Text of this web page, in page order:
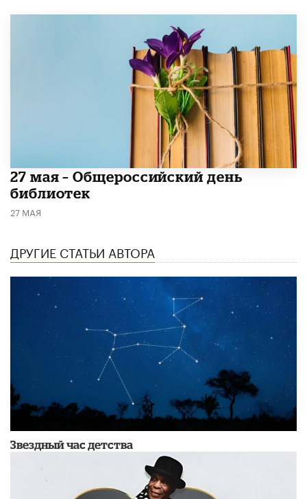
​27 мая – Общероссийский день
библиотек
27 МАЯ
ДРУГИЕ СТАТЬИ АВТОРА
Звездный час детства